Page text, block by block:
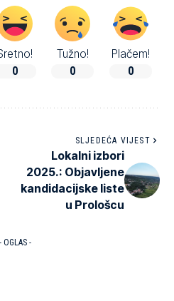
0
Tužno!
0
Plačem!
0
SLJEDEĆA VIJEST
Lokalni izbori
2025.: Objavljene
kandidacijske liste
u Prološcu
- OGLAS -